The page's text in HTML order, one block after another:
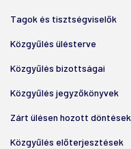
Tagok és tisztségviselők
Közgyűlés ülésterve
Közgyűlés bizottságai
Közgyűlés jegyzőkönyvek
Zárt ülésen hozott döntések
Közgyűlés előterjesztések